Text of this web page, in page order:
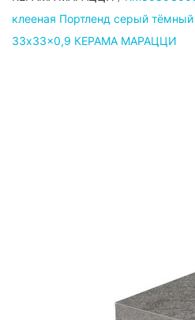
клееная Портленд серый
33x33x0,9 КЕРАМА МАРАЦЦИ